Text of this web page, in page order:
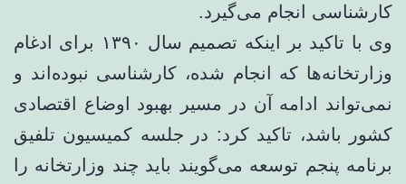
کارشناسی انجام می‌گیرد.
وی با تاکید بر اینکه تصمیم سال ۱۳۹۰ برای ادغام
وزارتخانه‌ها که انجام شده، کارشناسی نبوده‌اند و
نمی‌تواند ادامه‌ آن در مسیر بهبود اوضاع اقتصادی
کشور باشد، تاکید کرد: در جلسه کمیسیون تلفیق
برنامه پنجم توسعه می‌گویند باید چند وزارتخانه را